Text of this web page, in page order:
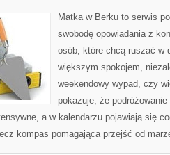
Matka w Berku to serwis
swobodę opowiadania z
osób, które chcą ruszać w
większym spokojem,
weekendowy wypad, czy
pokazuje, że
a w kalendarzu pojawiają się
kompas pomagająca przejść od